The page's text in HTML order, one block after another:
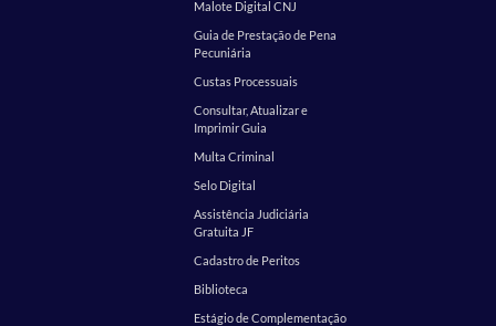
Malote Digital CNJ
Guia de Prestação de Pena
Pecuniária
Custas Processuais
Consultar, Atualizar e
Imprimir Guia
Multa Criminal
Selo Digital
Assistência Judiciária
Gratuita JF
Cadastro de Peritos
Biblioteca
Estágio de Complementação